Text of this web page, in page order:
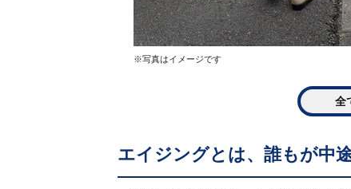
※写真はイメージです
全
エイジングとは、誰もが中